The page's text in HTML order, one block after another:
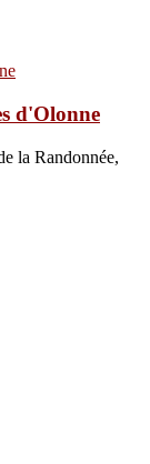
d'Olonne
la Randonnée,